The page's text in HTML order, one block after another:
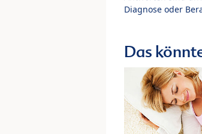
Diagnose oder
Das